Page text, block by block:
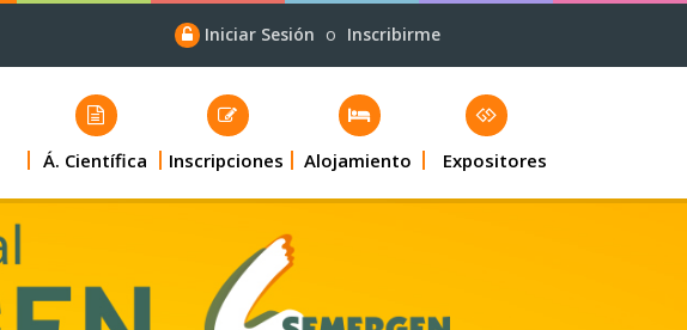
Iniciar Sesión o Inscribirme
Á. Científica Inscripciones Alojamiento Expositores